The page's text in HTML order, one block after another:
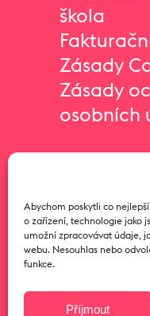
Abychom poskytli co
o zařízení, technologie jako
umožní zpracovávat údaje,
webu. Nesouhlas nebo
funkce.
Příjmout
škola
Zásady
Zásady
osobních